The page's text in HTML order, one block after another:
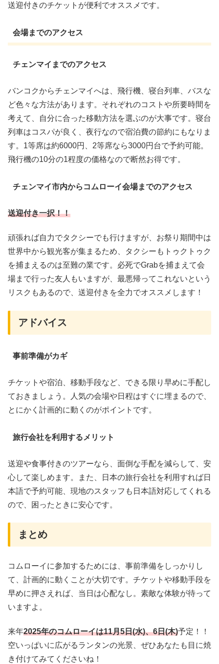
送迎付きのチケットが便利でオススメです。
会場までのアクセス
チェンマイまでのアクセス
バンコクからチェンマイへは、飛行機、寝台列車、バスな
ど色々な方法があります。それぞれのコストや所要時間を
考えて、自分に合った移動方法を選ぶのが大事です。 寝台
列車はコスパが良く、夜行なので宿泊費の節約にもなりま
す。1等席は約6000円、2等席なら3000円台で予約可能。
飛行機の10分の1程度の価格なので断然お得です。
チェンマイ市内からコムローイ会場までのアクセス
送迎付き一択！！
頑張れば自力でタクシーでも行けますが、お祭り期間中は
世界中から観光客が集まるため、タクシーもトゥクトゥク
を捕まえるのは至難の業です。必死でGrabを捕まえて会
場まで行った友人もいますが、最悪帰ってこれないという
リスクもあるので、送迎付きを全力でオススメします！
アドバイス
事前準備がカギ
チケットや宿泊、移動手段など、できる限り早めに手配し
ておきましょう。人気の会場や日程はすぐに埋まるので、
とにかく計画的に動くのがポイントです。
旅行会社を利用するメリット
送迎や食事付きのツアーなら、面倒な手配を減らして、安
心して楽しめます。また、日本の旅行会社を利用すれば日
本語で予約可能、現地のスタッフも日本語対応してくれる
ので、困ったときに安心です。
まとめ
コムローイに参加するためには、事前準備をしっかりし
て、計画的に動くことが大切です。チケットや移動手段を
早めに押さえれば、当日は心配なし。素敵な体験が待って
いますよ。
来年2025年のコムローイは11月5日(水)、6日(木)予定！！
空いっぱいに広がるランタンの光景、ぜひあなたも目に焼
き付けてみてくださいね！